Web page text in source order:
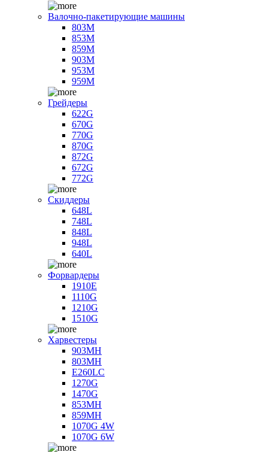
Валочно-пакетирующие машины
803M
853M
859M
903M
953M
959M
Грейдеры
622G
670G
770G
870G
872G
672G
772G
Скиддеры
648L
748L
848L
948L
640L
Форвардеры
1910E
1110G
1210G
1510G
Харвестеры
903MH
803MH
E260LC
1270G
1470G
853MH
859MH
1070G 4W
1070G 6W